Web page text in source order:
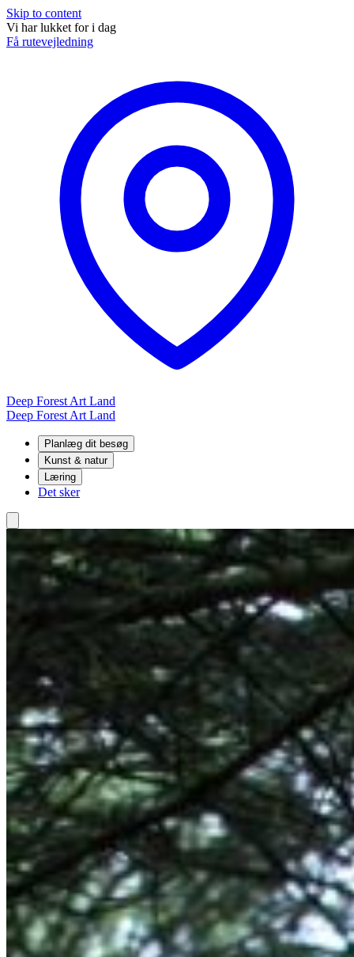
Skip to content
Vi har lukket for i dag
Få rutevejledning
Deep Forest Art Land
Deep Forest Art Land
Planlæg dit besøg
Kunst & natur
Læring
Det sker